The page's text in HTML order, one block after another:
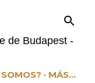
de Budapest -
MÁS…